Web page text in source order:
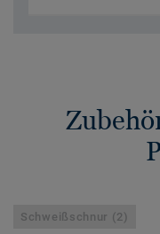
Schweißschnur (2)